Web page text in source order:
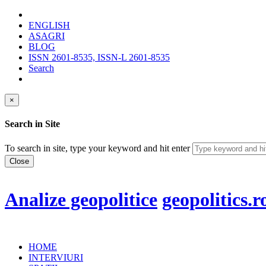
ENGLISH
ASAGRI
BLOG
ISSN 2601-8535, ISSN-L 2601-8535
Search
×
Search in Site
To search in site, type your keyword and hit enter
Close
Analize geopolitice
HOME
INTERVIURI